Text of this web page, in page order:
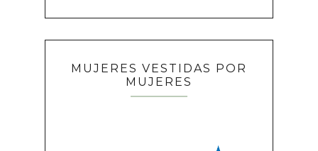
MUJERES VESTIDAS POR
MUJERES